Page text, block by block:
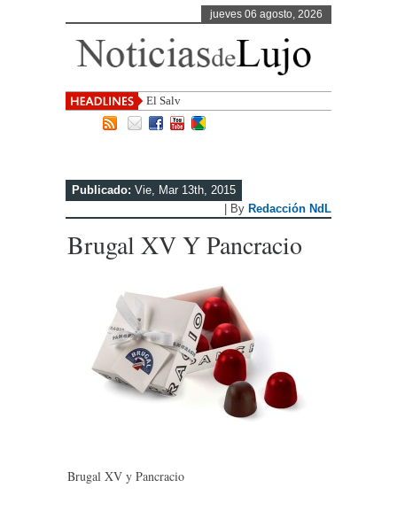
jueves 06 agosto, 2026
El Salvador, uno de los desti
Publicado: Vie, Mar 13th, 2015
| By Redacción NdL
Brugal XV Y Pancracio
Brugal XV y Pancracio